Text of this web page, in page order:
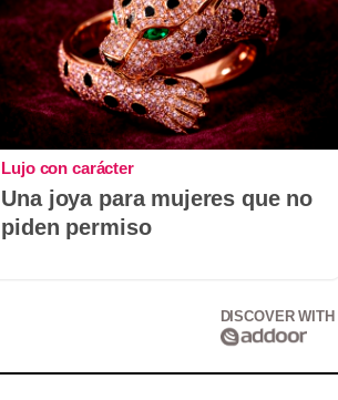
Lujo con carácter
Una joya para mujeres que no
piden permiso
DISCOVER WITH